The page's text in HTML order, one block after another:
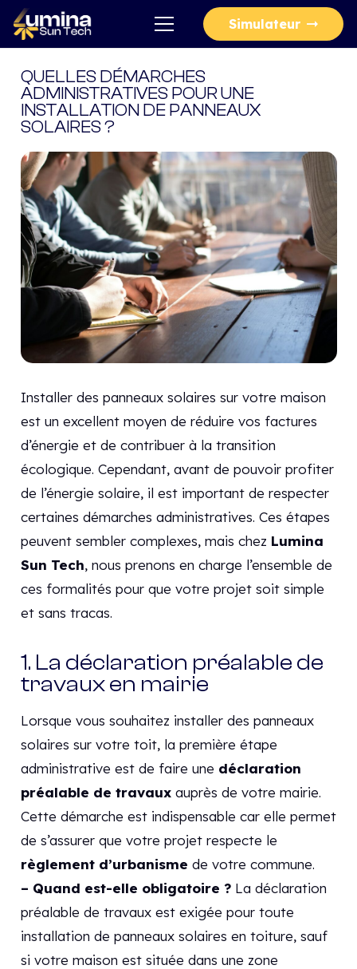
Simulateur
QUELLES DÉMARCHES
ADMINISTRATIVES POUR UNE
INSTALLATION DE PANNEAUX
SOLAIRES ?
Installer des panneaux solaires sur votre maison
est un excellent moyen de réduire vos factures
d’énergie et de contribuer à la transition
écologique. Cependant, avant de pouvoir profiter
de l’énergie solaire, il est important de respecter
certaines démarches administratives. Ces étapes
peuvent sembler complexes, mais chez Lumina
Sun Tech, nous prenons en charge l’ensemble de
ces formalités pour que votre projet soit simple
et sans tracas.
1. La déclaration préalable de
travaux en mairie
Lorsque vous souhaitez installer des panneaux
solaires sur votre toit, la première étape
administrative est de faire une déclaration
préalable de travauxauprès de votre mairie.
Cette démarche est indispensable car elle permet
de s’assurer que votre projet respecte le
règlement d’urbanisme de votre commune.
– Quand est-elle obligatoire ?La déclaration
préalable de travaux est exigée pour toute
installation de panneaux solaires en toiture, sauf
si votre maison est située dans une zone